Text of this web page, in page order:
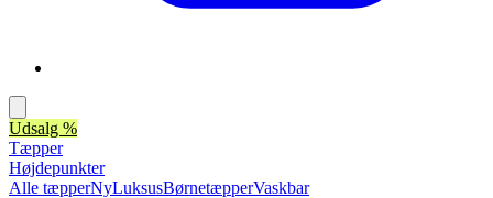
Udsalg %
Tæpper
Højdepunkter
Alle tæpperNyLuksusBørnetæpperVaskbar